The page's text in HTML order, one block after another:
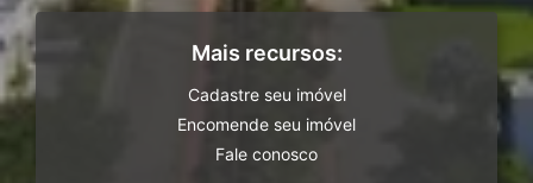
Mais recursos:
Cadastre seu imóvel
Encomende seu imóvel
Fale conosco